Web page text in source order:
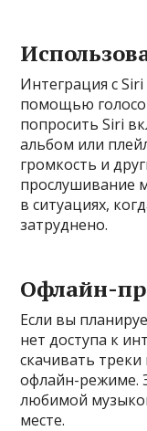
Интеграция с
помощью
попросить Siri
альбом или
громкость и
прослушивание
в ситуациях,
затруднено.
Офлайн-
Если вы
нет доступа к
скачивать
офлайн-режиме.
любимой
месте.